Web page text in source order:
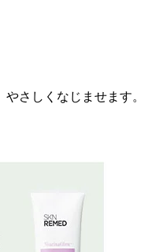
さしくなじませます。